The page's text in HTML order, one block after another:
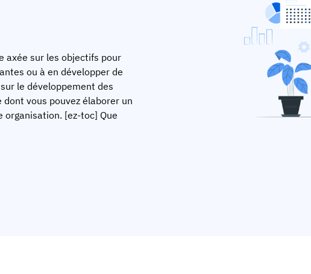
axée sur les objectifs pour
ou à en développer de
le développement des
vous pouvez élaborer un
[ez-toc] Que